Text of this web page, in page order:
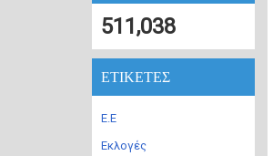
511,038
ΕΤΙΚΕΤΕΣ
Ε.Ε
Εκλογές